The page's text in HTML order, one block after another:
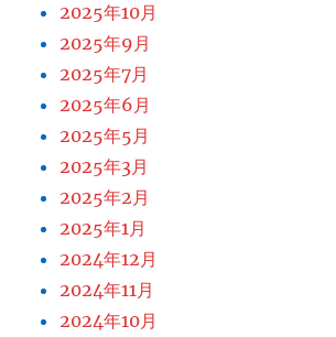
2025年10月
2025年9月
2025年7月
2025年6月
2025年5月
2025年3月
2025年2月
2025年1月
2024年12月
2024年11月
2024年10月